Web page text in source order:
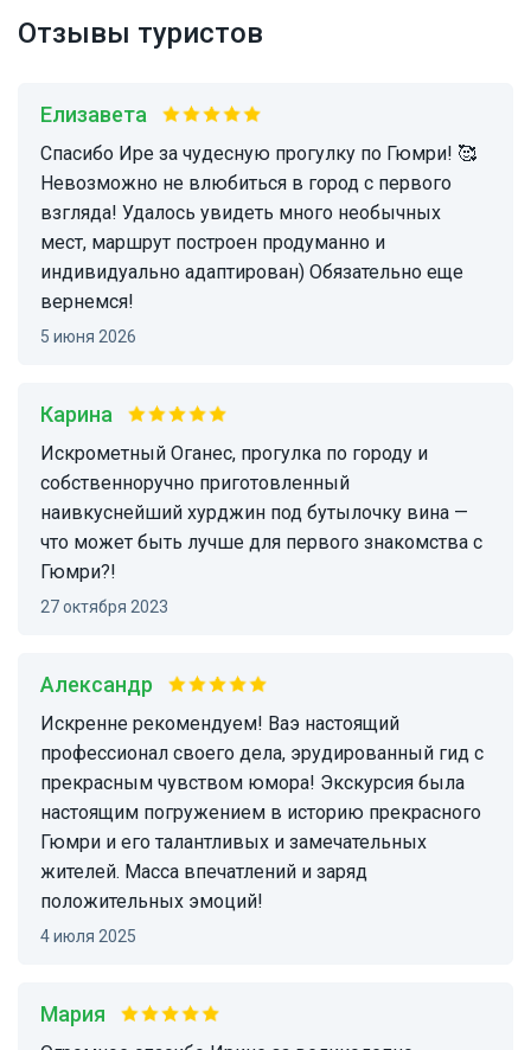
Отзывы туристов
Елизавета
Спасибо Ире за чудесную прогулку по Гюмри! 🥰
Невозможно не влюбиться в город с первого
взгляда! Удалось увидеть много необычных
мест, маршрут построен продуманно и
индивидуально адаптирован) Обязательно еще
вернемся!
5 июня 2026
Карина
Искрометный Оганес, прогулка по городу и
собственноручно приготовленный
наивкуснейший хурджин под бутылочку вина —
что может быть лучше для первого знакомства с
Гюмри?!
27 октября 2023
Александр
Искренне рекомендуем! Ваэ настоящий
профессионал своего дела, эрудированный гид с
прекрасным чувством юмора! Экскурсия была
настоящим погружением в историю прекрасного
Гюмри и его талантливых и замечательных
жителей. Масса впечатлений и заряд
положительных эмоций!
4 июля 2025
Мария